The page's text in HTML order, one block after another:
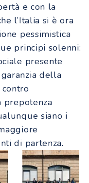
e con la
l’Italia si è ora
pessimistica
principi solenni:
presente
della
prepotenza
siano i
di partenza.